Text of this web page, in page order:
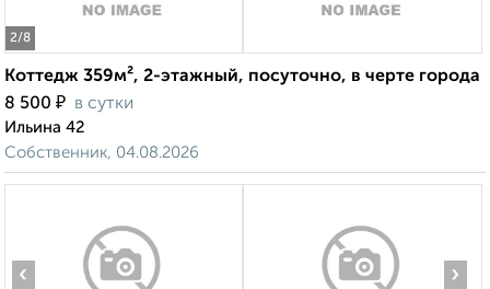
2/8
Коттедж 359м², 2-этажный, посуточно, в черте города
8 500 ₽ в сутки
Ильина 42
Собственник, 04.08.2026
‹ ›